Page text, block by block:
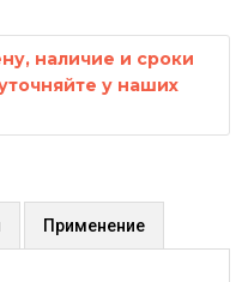
наличие и сроки
у наших
Применение